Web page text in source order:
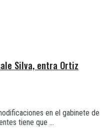
Silva, entra Ortiz
en el gabinete de
tiene que ...